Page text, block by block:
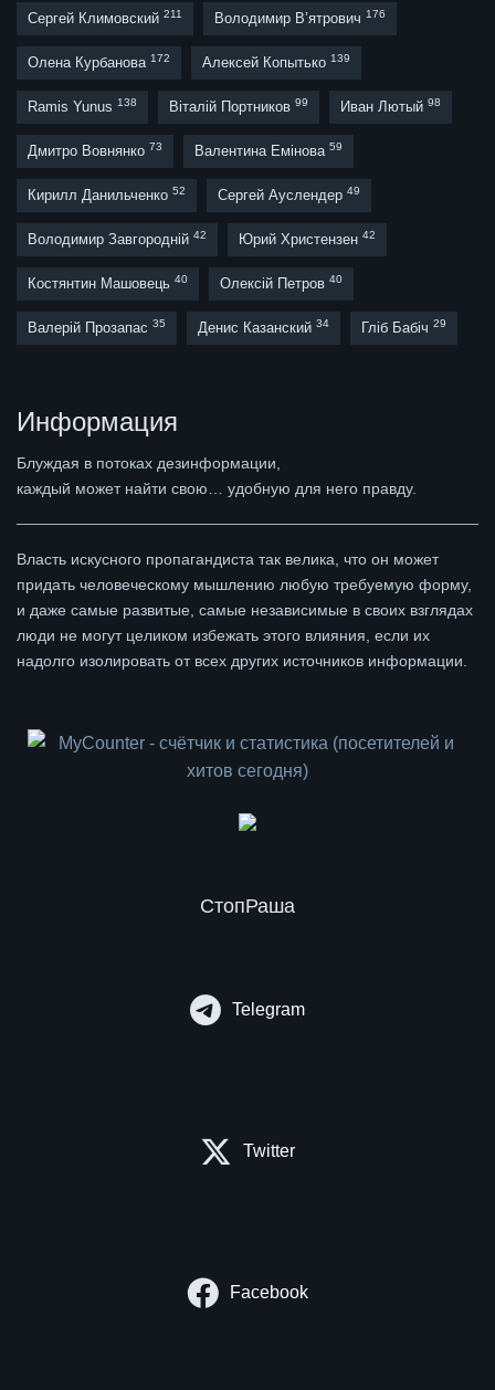
Сергей Климовский 211 Володимир В’ятрович 176
Олена Курбанова 172 Алексей Копытько 139
Ramis Yunus 138 Віталій Портников 99 Иван Лютый 98
Дмитро Вовнянко 73 Валентина Емінова 59
Кирилл Данильченко 52 Сергей Ауслендер 49
Володимир Завгородній 42 Юрий Христензен 42
Костянтин Машовець 40 Олексій Петров 40
Валерій Прозапас 35 Денис Казанский 34 Гліб Бабіч 29
Информация
Блуждая в потоках дезинформации,
каждый может найти свою… удобную для него правду.
Власть искусного пропагандиста так велика, что он может
придать человеческому мышлению любую требуемую форму,
и даже самые развитые, самые независимые в своих взглядах
люди не могут целиком избежать этого влияния, если их
надолго изолировать от всех других источников информации.
СтопРаша
Telegram
Twitter
Facebook